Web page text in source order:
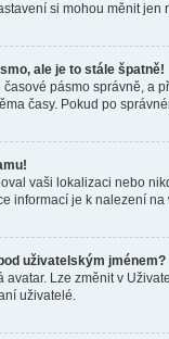
si mohou měnit
ale je to stále špatně!
časové pásmo správně, a
časy. Pokud po
vaši lokalizaci nebo
informací je k nalezení
uživatelským jménem?
avatar. Lze změnit v
uživatelé.